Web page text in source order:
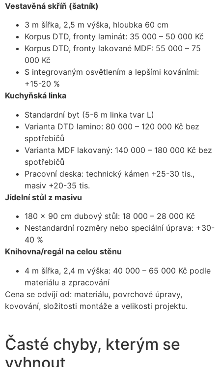
Vestavěná skříň (šatník)
3 m šířka, 2,5 m výška, hloubka 60 cm
Korpus DTD, fronty laminát: 35 000 – 50 000 Kč
Korpus DTD, fronty lakované MDF: 55 000 – 75
000 Kč
S integrovaným osvětlením a lepšími kováními:
+15-20 %
Kuchyňská linka
Standardní byt (5-6 m linka tvar L)
Varianta DTD lamino: 80 000 – 120 000 Kč bez
spotřebičů
Varianta MDF lakovaný: 140 000 – 180 000 Kč bez
spotřebičů
Pracovní deska: technický kámen +25-30 tis.,
masiv +20-35 tis.
Jídelní stůl z masivu
180 x 90 cm dubový stůl: 18 000 – 28 000 Kč
Nestandardní rozměry nebo speciální úprava: +30-
40 %
Knihovna/regál na celou stěnu
4 m šířka, 2,4 m výška: 40 000 – 65 000 Kč podle
materiálu a zpracování
Cena se odvíjí od: materiálu, povrchové úpravy,
kovování, složitosti montáže a velikosti projektu.
Časté chyby, kterým se
vyhnout